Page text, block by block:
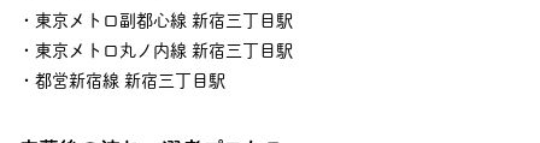
・東京メトロ副都心線 新宿三丁目駅
・東京メトロ丸ノ内線 新宿三丁目駅
・都営新宿線 新宿三丁目駅